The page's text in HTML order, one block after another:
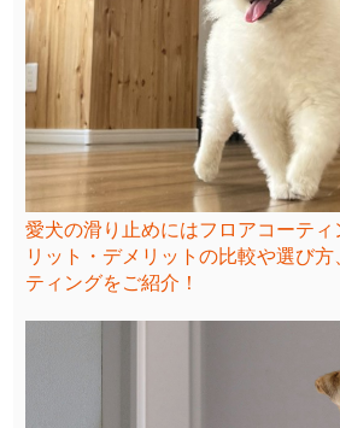
愛犬の滑り止めにはフロアコーティ
リット・デメリットの比較や選び
ティングをご紹介！